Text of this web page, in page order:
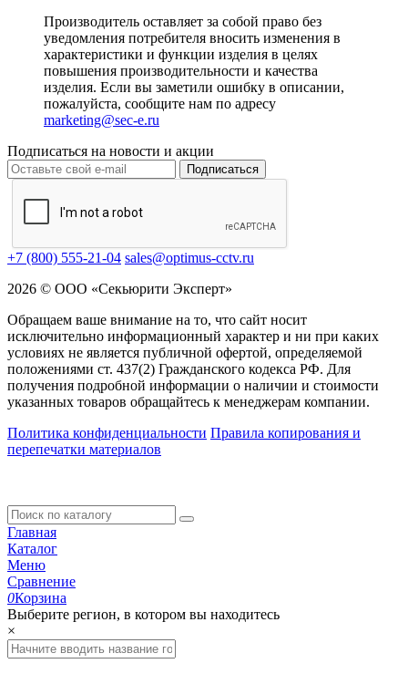
Производитель оставляет за собой право без
уведомления потребителя вносить изменения в
характеристики и функции изделия в целях
повышения производительности и качества
изделия. Если вы заметили ошибку в описании,
пожалуйста, сообщите нам по адресу
marketing@sec-e.ru
Подписаться на новости и акции
Подписаться
+7 (800) 555-21-04 sales@optimus-cctv.ru
2026 © ООО «Секьюрити Эксперт»
Обращаем ваше внимание на то, что сайт носит
исключительно информационный характер и ни при каких
условиях не является публичной офертой, определяемой
положениями ст. 437(2) Гражданского кодекса РФ. Для
получения подробной информации о наличии и стоимости
указанных товаров обращайтесь к менеджерам компании.
Политика конфиденциальности Правила копирования и
перепечатки материалов
Главная
Каталог
Меню
Сравнение
0Корзина
Выберите регион, в котором вы находитесь
×